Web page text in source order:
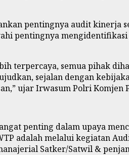
pentingnya audit kinerja
pentingnya
terpercaya, semua pihak
sejalan dengan
ujar Irwasum PolriKomjen
penting dalam upaya
adalah melalui kegiatan
Satker/Satwil &